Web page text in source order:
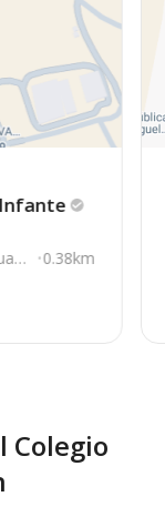
Infante
0.38km
Colegio